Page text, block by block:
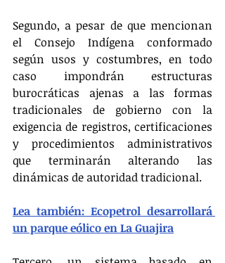
Segundo, a pesar de que mencionan
el Consejo Indígena conformado
según usos y costumbres, en todo
caso impondrán estructuras
burocráticas ajenas a las formas
tradicionales de gobierno con la
exigencia de registros, certificaciones
y procedimientos administrativos
que terminarán alterando las
dinámicas de autoridad tradicional.
Lea también: Ecopetrol desarrollará
un parque eólico en La Guajira